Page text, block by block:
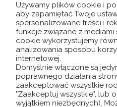
PLAKAT
DO
Używamy plików cookie i
aby zapamiętać Twoje
spersonalizowane treści i
funkcje związane z mediami
cookie wykorzystujemy
analizowania sposobu
internetowej.
Domyślnie włączone są
poprawnego działania
zaakceptować wszystkie
"Zaakceptuj wszystkie", lub
wyjątkiem niezbędnych).